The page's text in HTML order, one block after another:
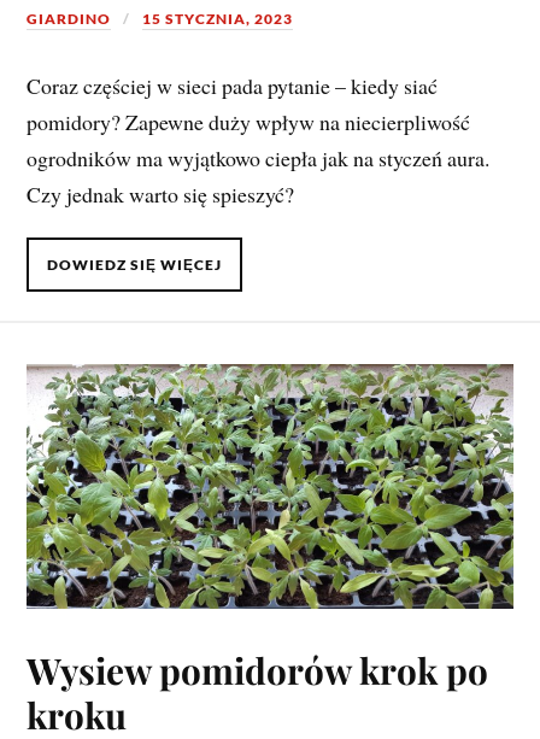
GIARDINO 15 STYCZNIA, 2023
Coraz częściej w sieci pada pytanie – kiedy siać
pomidory? Zapewne duży wpływ na niecierpliwość
ogrodników ma wyjątkowo ciepła jak na styczeń aura.
Czy jednak warto się spieszyć?
DOWIEDZ SIĘ WIĘCEJ
Wysiew pomidorów krok po
kroku